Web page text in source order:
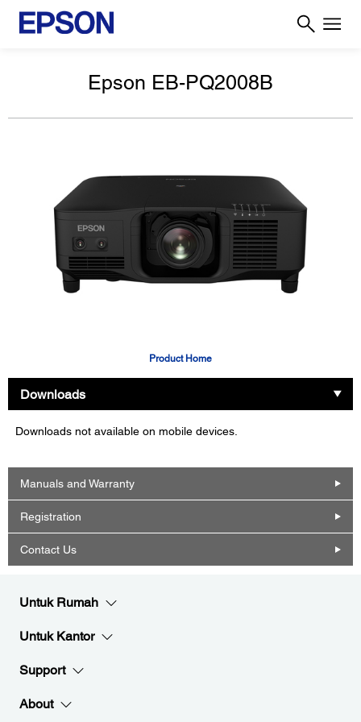
Epson EB-PQ2008B
Product Home
Downloads
Downloads not available on mobile devices.
Manuals and Warranty
Registration
Contact Us
Untuk Rumah
Untuk Kantor
Support
About